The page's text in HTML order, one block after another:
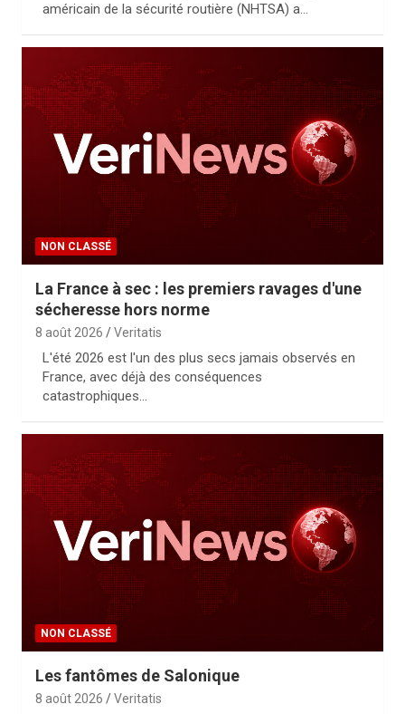
américain de la sécurité routière (NHTSA) a…
NON CLASSÉ
La France à sec : les premiers ravages d'une
sécheresse hors norme
8 août 2026 Veritatis
L'été 2026 est l'un des plus secs jamais observés en
France, avec déjà des conséquences
catastrophiques…
NON CLASSÉ
Les fantômes de Salonique
8 août 2026 Veritatis